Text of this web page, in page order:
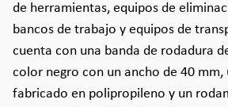
de herramientas, equipos de
bancos de trabajo y equipos de
cuenta con una banda de rodadura
color negro con un ancho de 40 mm,
fabricado en polipropileno y un